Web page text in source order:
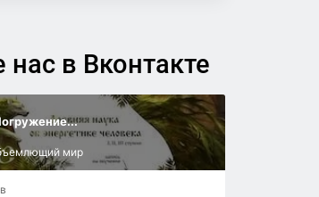
нас в Вконтакте
мир